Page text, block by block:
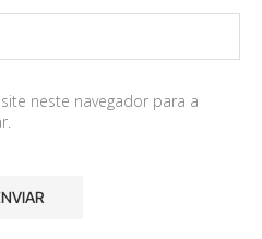
neste navegador para a